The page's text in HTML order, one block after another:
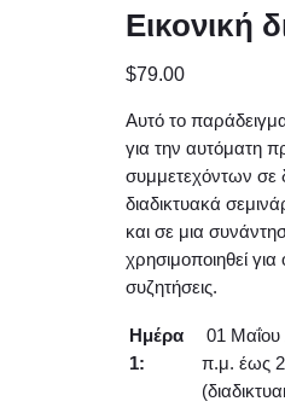
Εικονική
$79.00
Αυτό το παράδειγμα
για την αυτόματη
συμμετεχόντων σε
διαδικτυακά
και σε μια
χρησιμοποιηθεί για
συζητήσεις.
Ημέρα
1:
01 Μαΐου
π.μ. έως